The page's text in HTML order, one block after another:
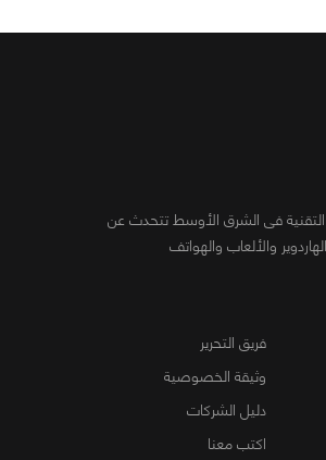
فى الشرق الأوسط تتحدث عن
والألعاب والهواتف
فريق التحرير
وثيقة الخصوصية
دليل الشركات
اكتب معنا